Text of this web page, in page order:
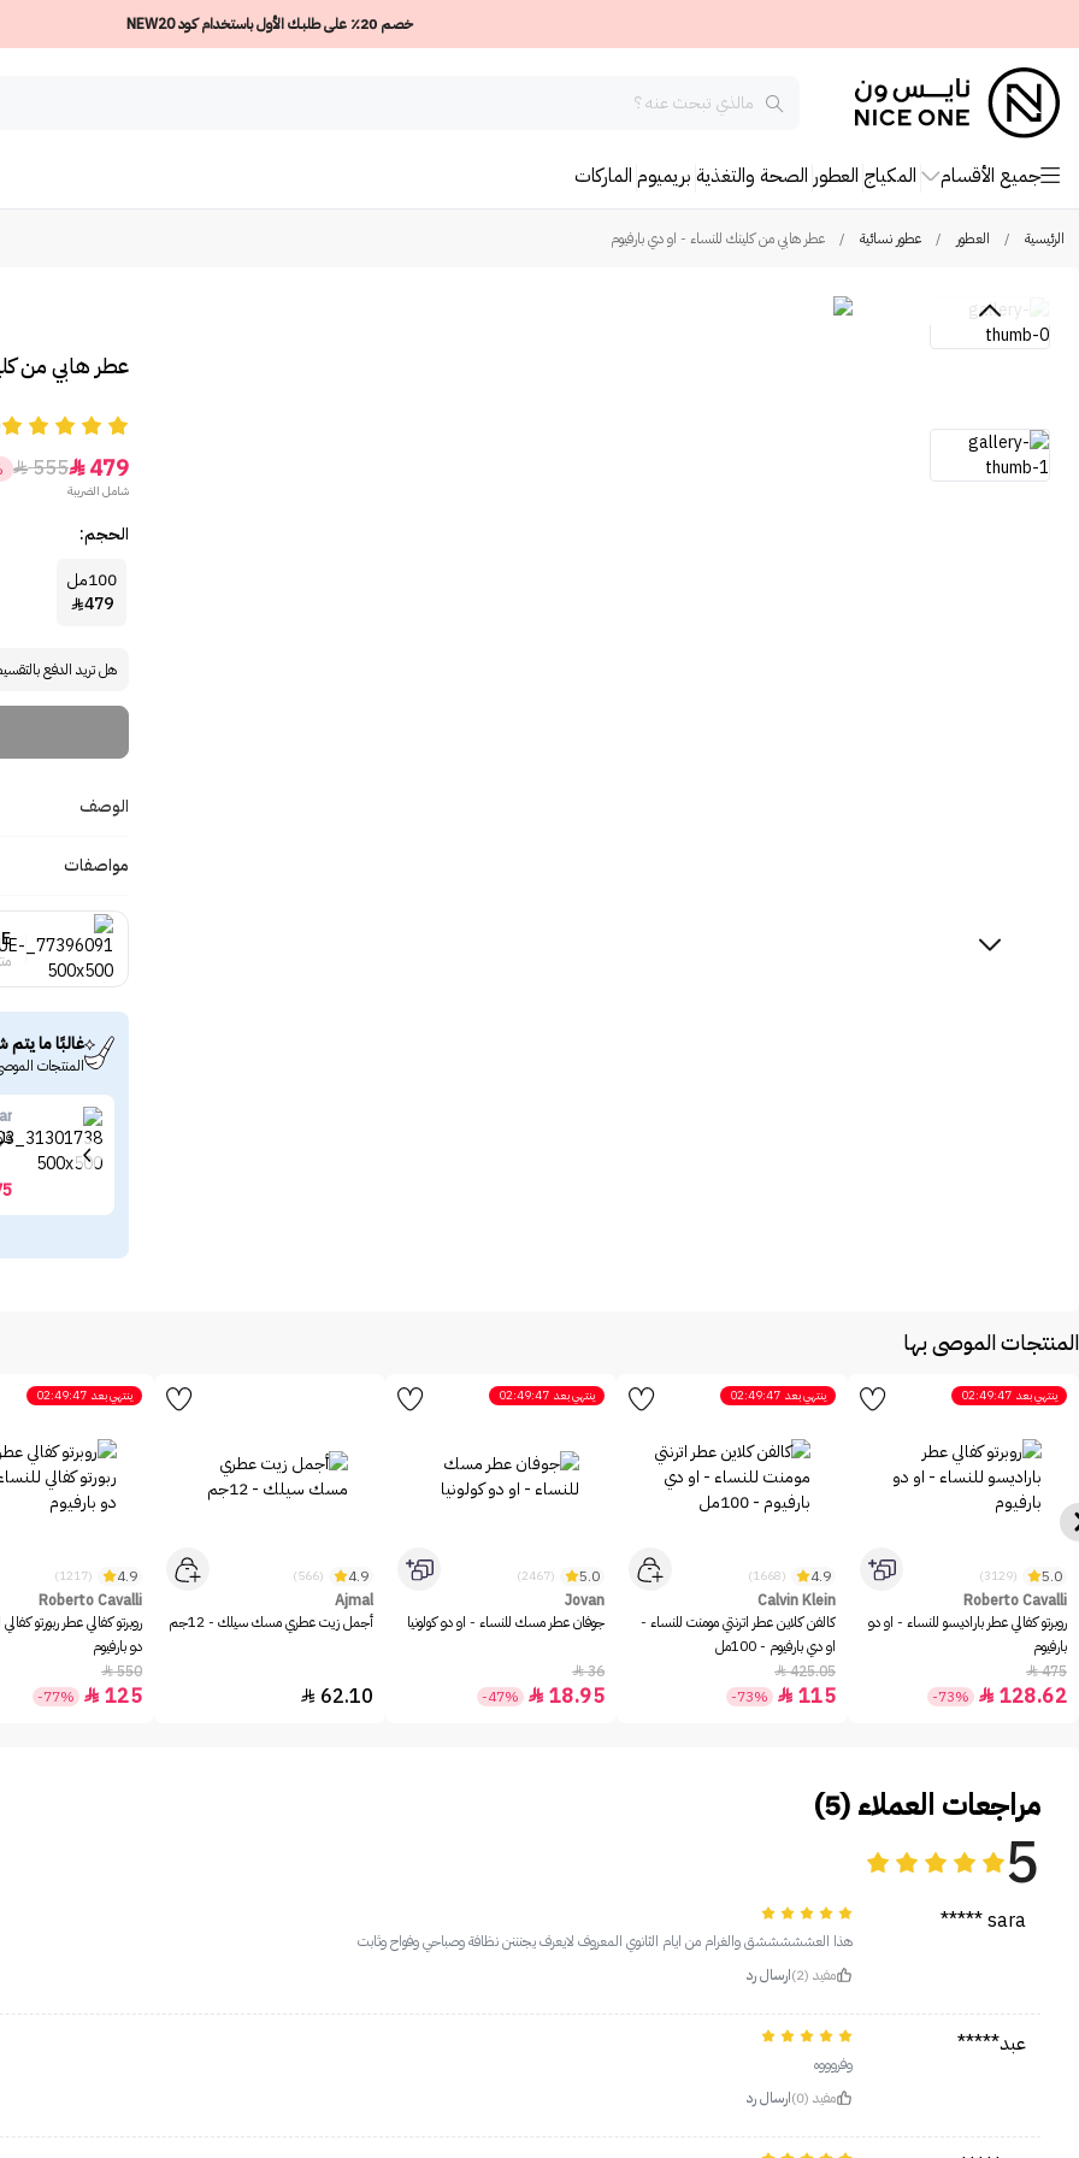
خصم 20٪ على طلبك الأول باستخدام كود NEW20
جميع الأقسام المكياج العطور الصحة والتغذية بريميوم الماركات
الرئيسية / العطور / عطور نسائية / عطر هابي من كلينك للنساء - او دي بارفيوم
عطر هابي من
479

555

شامل الضريبة
الحجم:
100مل
479

هل تريد الدفع
الوصف
مواصفات
غالبًا ما يتم
المنتجات
المنتجات الموصى بها
ينتهي بعد 02:49:47
5.0
(3129)
Roberto Cavalli
روبرتو كفالي عطر باراديسو للنساء - او دو
بارفيوم
475

128.62

-73%
ينتهي بعد 02:49:47
4.9
(1668)
Calvin Klein
كالفن كلاين عطر اترنتي مومنت للنساء -
او دي بارفيوم - 100مل
425.05

115

-73%
ينتهي بعد 02:49:47
5.0
(2467)
Jovan
جوفان عطر مسك للنساء - او دو كولونيا
36

18.95

-47%
4.9
(566)
Ajmal
أجمل زيت عطري مسك سيلك - 12جم
62.10

ينتهي بعد 02:49:47
4.9
(1217)
Roberto Cavalli
روبرتو كفالي عطر ربورتو
دو بارفيوم
550

125

-77%
مراجعات العملاء (5)
5
sara *****
هذا العشششششق والغرام من ايام الثانوي المعروف لايعرف يجنننن نظافة وصباحي وفواح وثابت
مفيد (2)
ارسال رد
عبد*****
وفروووه
مفيد (0)
ارسال رد